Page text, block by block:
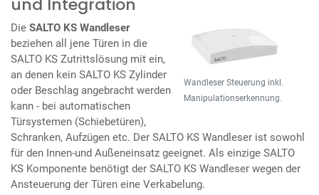
Wandleser Steuerung inkl.
Manipulationserkennung.
Die SALTO KS Wandleser
beziehen all jene Türen in die
SALTO KS Zutrittslösung mit ein,
an denen kein SALTO KS Zylinder
oder Beschlag angebracht werden
kann - bei automatischen
Türsystemen (Schiebetüren),
Schranken, Aufzügen etc. Der SALTO KS Wandleser ist sowohl
für den Innen-und Außeneinsatz geeignet. Als einzige SALTO
KS Komponente benötigt der SALTO KS Wandleser wegen der
Ansteuerung der Türen eine Verkabelung.